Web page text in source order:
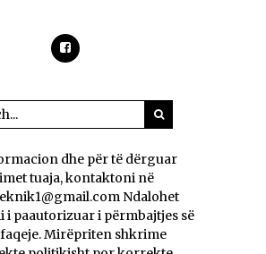
dhe për të dërguar
tuaja, kontaktoni në
Ndalohet
paautorizuar i përmbajtjes së
Mirëpriten shkrime